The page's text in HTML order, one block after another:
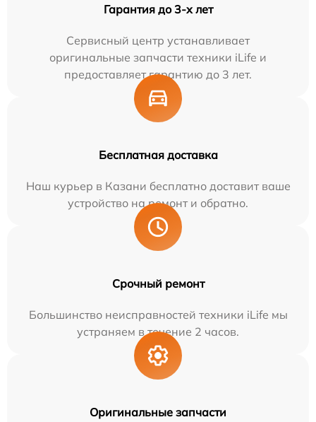
Гарантия до 3-х лет
Сервисный центр устанавливает
оригинальные запчасти техники iLife и
предоставляет гарантию до 3 лет.
Бесплатная доставка
Наш курьер в Казани бесплатно доставит ваше
устройство на ремонт и обратно.
Срочный ремонт
Большинство неисправностей техники iLife мы
устраняем в течение 2 часов.
Оригинальные запчасти